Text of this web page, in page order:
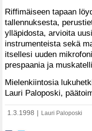
Riffimäiseen tapaan
tallennuksesta,
ylläpidosta, arvioita
instrumenteista sekä
itsellesi uuden
prespaania ja
Mielenkiintosia
Lauri Paloposki,
1.3.1998 Lauri Paloposki